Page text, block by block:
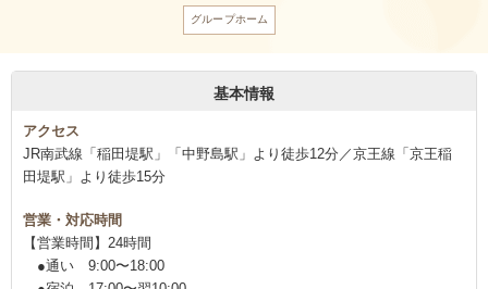
グループホーム
基本情報
アクセス
JR南武線「稲田堤駅」「中野島駅」より徒歩12分／京王線「京王稲
田堤駅」より徒歩15分
営業・対応時間
【営業時間】24時間
●通い 9:00〜18:00